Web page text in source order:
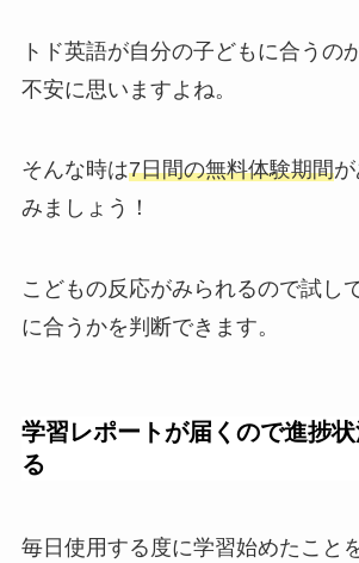
トド英語が自分の子どもに合うの
不安に思いますよね。
そんな時は7日間の無料体験期間
みましょう！
こどもの反応がみられるので試し
に合うかを判断できます。
学習レポートが届くので進捗
る
毎日使用する度に学習始めたこと